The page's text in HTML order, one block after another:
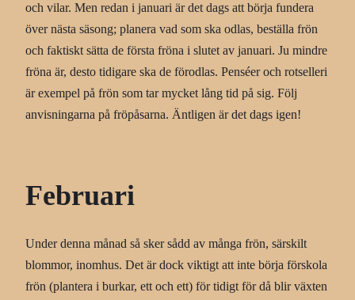
och vilar. Men redan i januari är det dags att börja fundera
över nästa säsong; planera vad som ska odlas, beställa frön
och faktiskt sätta de första fröna i slutet av januari. Ju mindre
fröna är, desto tidigare ska de förodlas. Penséer och rotselleri
är exempel på frön som tar mycket lång tid på sig. Följ
anvisningarna på fröpåsarna. Äntligen är det dags igen!
Februari
Under denna månad så sker sådd av många frön, särskilt
blommor, inomhus. Det är dock viktigt att inte börja förskola
frön (plantera i burkar, ett och ett) för tidigt för då blir växten